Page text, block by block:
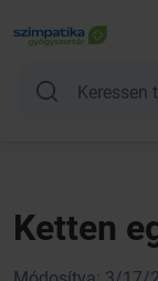
Ketten